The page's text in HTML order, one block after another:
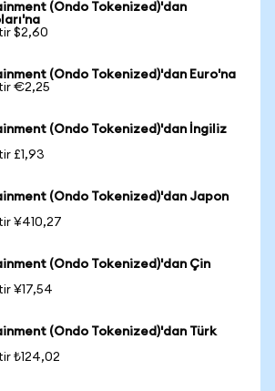
(Ondo Tokenized)'dan
$2,60
(Ondo Tokenized)'dan Euro'na
€2,25
(Ondo Tokenized)'dan İngiliz
£1,93
(Ondo Tokenized)'dan Japon
¥410,27
(Ondo Tokenized)'dan Çin
¥17,54
(Ondo Tokenized)'dan Türk
₺124,02